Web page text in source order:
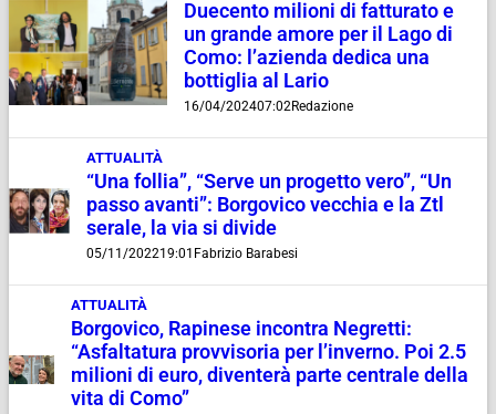
Duecento milioni di fatturato e
un grande amore per il Lago di
Como: l’azienda dedica una
bottiglia al Lario
16/04/202407:02Redazione
ATTUALITÀ
“Una follia”, “Serve un progetto vero”, “Un
passo avanti”: Borgovico vecchia e la Ztl
serale, la via si divide
05/11/202219:01 Fabrizio Barabesi
ATTUALITÀ
Borgovico, Rapinese incontra Negretti:
“Asfaltatura provvisoria per l’inverno. Poi 2.5
milioni di euro, diventerà parte centrale della
vita di Como”